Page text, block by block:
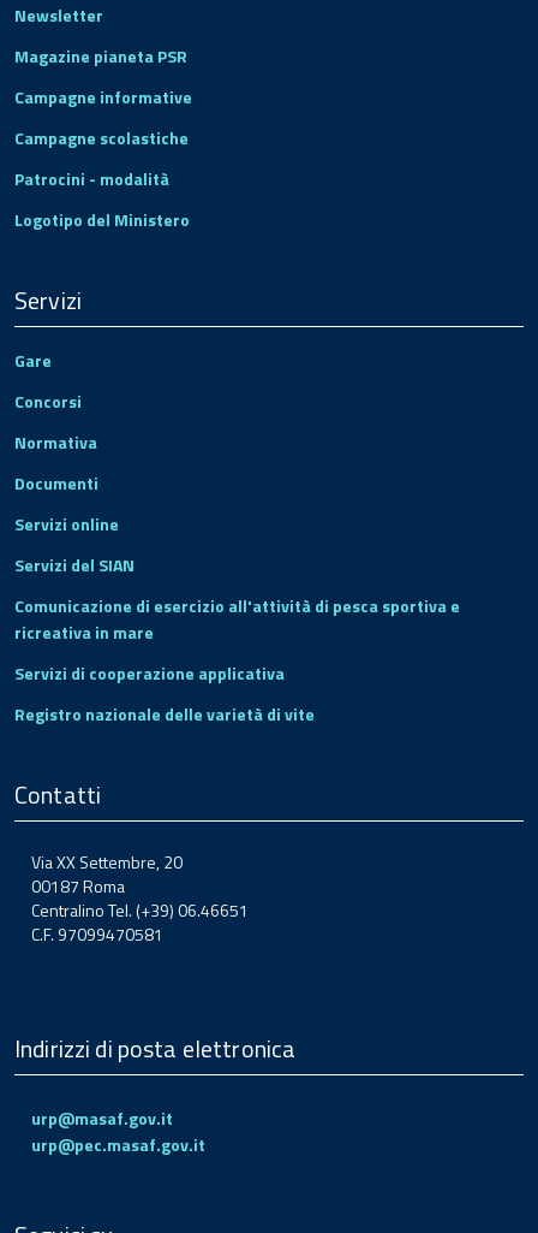
Newsletter
Magazine pianeta PSR
Campagne informative
Campagne scolastiche
Patrocini - modalità
Logotipo del Ministero
Servizi
Gare
Concorsi
Normativa
Documenti
Servizi online
Servizi del SIAN
Comunicazione di esercizio all'attività di pesca sportiva e
ricreativa in mare
Servizi di cooperazione applicativa
Registro nazionale delle varietà di vite
Contatti
Via XX Settembre, 20
00187 Roma
Centralino Tel. (+39) 06.46651
C.F. 97099470581
Indirizzi di posta elettronica
urp@masaf.gov.it
urp@pec.masaf.gov.it